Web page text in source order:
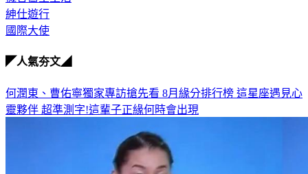
紳仕遊行
國際大使
◤人氣夯文◢
何潤東、曹佑寧獨家專訪搶先看 8月緣分排行榜 這星座遇見心
靈夥伴 超準測字!這輩子正緣何時會出現